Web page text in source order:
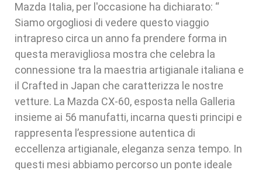
Mazda Italia, per l'occasione ha dichiarato: “
Siamo orgogliosi di vedere questo viaggio
intrapreso circa un anno fa prendere forma in
questa meravigliosa mostra che celebra la
connessione tra la maestria artigianale italiana e
il Crafted in Japan che caratterizza le nostre
vetture. La Mazda CX-60, esposta nella Galleria
insieme ai 56 manufatti, incarna questi principi e
rappresenta l’espressione autentica di
eccellenza artigianale, eleganza senza tempo. In
questi mesi abbiamo percorso un ponte ideale